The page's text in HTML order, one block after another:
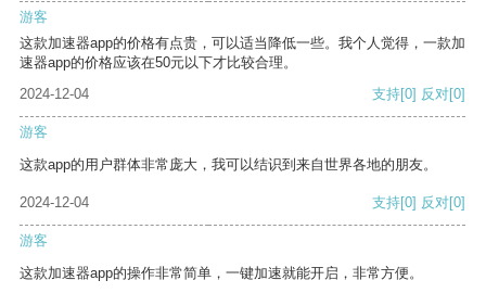
游客
这款加速器app的价格有点贵，可以适当降低一些。我个人觉得，一款加
速器app的价格应该在50元以下才比较合理。
2024-12-04
支持[0] 反对[0]
游客
这款app的用户群体非常庞大，我可以结识到来自世界各地的朋友。
2024-12-04 支持[0] 反对[0]
游客
这款加速器app的操作非常简单，一键加速就能开启，非常方便。